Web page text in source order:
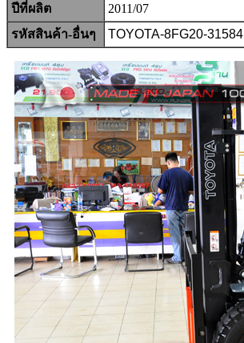
ปีที่ผลิต 2011/07
รหัสสินค้า-อื่นๆ
TOYOTA-8FG20-31584